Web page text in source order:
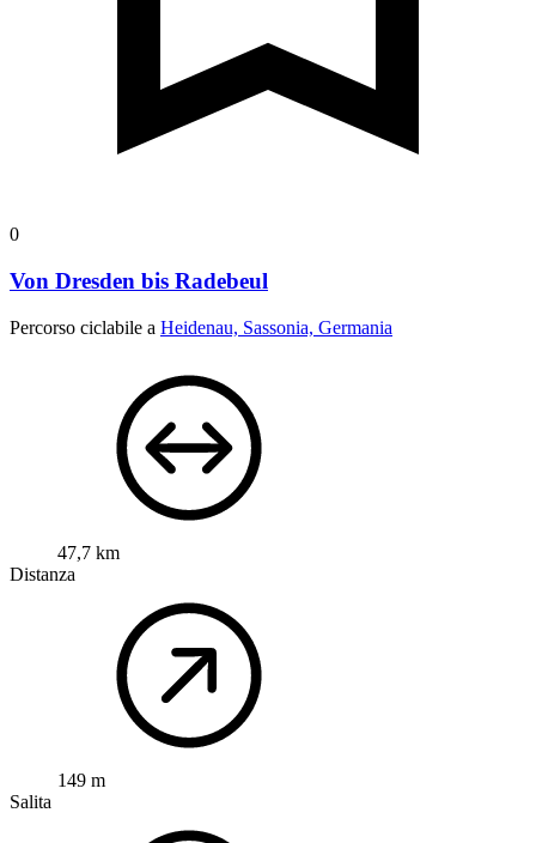
0
Von Dresden bis Radebeul
Percorso ciclabile a Heidenau, Sassonia, Germania
47,7 km
Distanza
149 m
Salita